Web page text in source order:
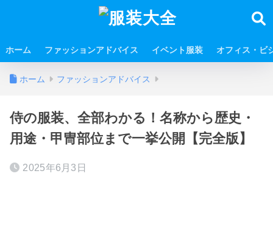
ホーム ファッションアドバイス イベント服装 オフィス・ビ
ホーム ファッションアドバイス
侍の服装、全部わかる！名称から歴史・
用途・甲冑部位まで一挙公開【完全版】
2025年6月3日